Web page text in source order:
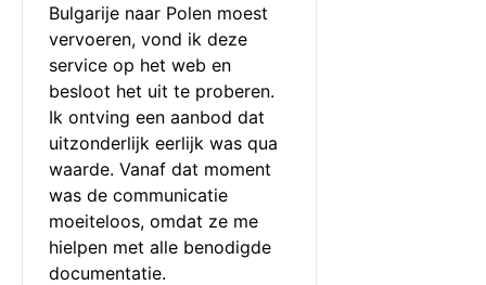
Bulgarije naar Polen moest
vervoeren, vond ik deze
service op het web en
besloot het uit te proberen.
Ik ontving een aanbod dat
uitzonderlijk eerlijk was qua
waarde. Vanaf dat moment
was de communicatie
moeiteloos, omdat ze me
hielpen met alle benodigde
documentatie.